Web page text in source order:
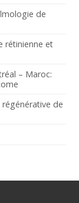
de
rétinienne et
– Maroc:
de